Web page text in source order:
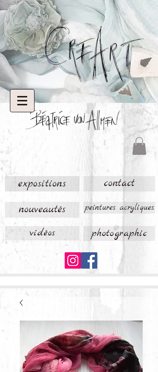
expositions contact
nouveautés peintures acryliques
vidéos photographic